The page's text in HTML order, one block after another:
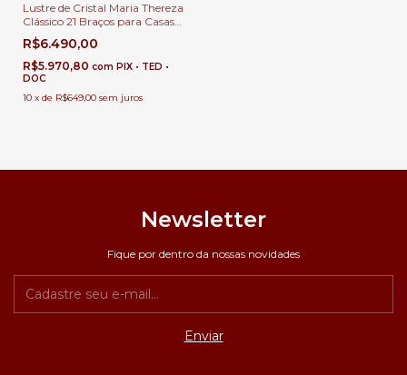
Lustre de Cristal Maria Thereza
Clássico 21 Braços para Casas
com Pé Direito Duplo e Buffet
R$6.490,00
R$5.970,80 com PIX • TED •
DOC
10 x de R$649,00 sem juros
Newsletter
Fique por dentro da nossas novidades